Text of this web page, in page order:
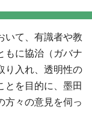
いて、有識者や教
もに協治（ガバナ
り入れ、透明性の
とを目的に、墨田
方々の意見を伺っ